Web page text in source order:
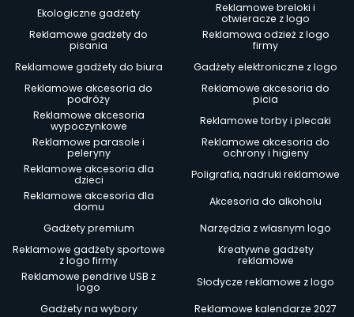
Ekologiczne gadżety
Reklamowe breloki i
otwieracze z logo
Reklamowe gadżety do
pisania
Reklamowa odzież z logo
firmy
Reklamowe gadżety do biura
Gadżety elektroniczne z logo
Reklamowe akcesoria do
podróży
Reklamowe akcesoria do
picia
Reklamowe akcesoria
wypoczynkowe
Reklamowe torby i plecaki
Reklamowe parasole i
peleryny
Reklamowe akcesoria do
ochrony i higieny
Reklamowe akcesoria dla
dzieci
Poligrafia, nadruki reklamowe
Reklamowe akcesoria dla
domu
Akcesoria do alkoholu
Gadżety premium
Narzędzia z własnym logo
Reklamowe gadżety sportowe
z logo firmy
Kreatywne gadżety
reklamowe
Reklamowe pendrive USB z
logo
Słodycze reklamowe z logo
Gadżety na wybory
Reklamowe kalendarze 2027